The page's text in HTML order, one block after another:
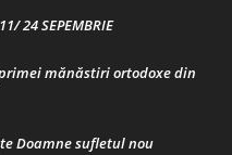
24 SEPEMBRIE
mănăstiri ortodoxe din
Doamne sufletul nou